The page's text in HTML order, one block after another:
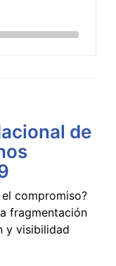
de
compromiso?
fragmentación
y visibilidad